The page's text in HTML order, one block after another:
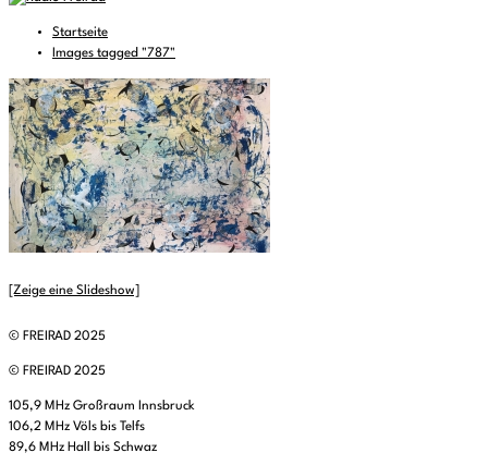
Startseite
Images tagged "787"
[Zeige eine Slideshow]
© FREIRAD 2025
© FREIRAD 2025
105,9 MHz Großraum Innsbruck
106,2 MHz Völs bis Telfs
89,6 MHz Hall bis Schwaz